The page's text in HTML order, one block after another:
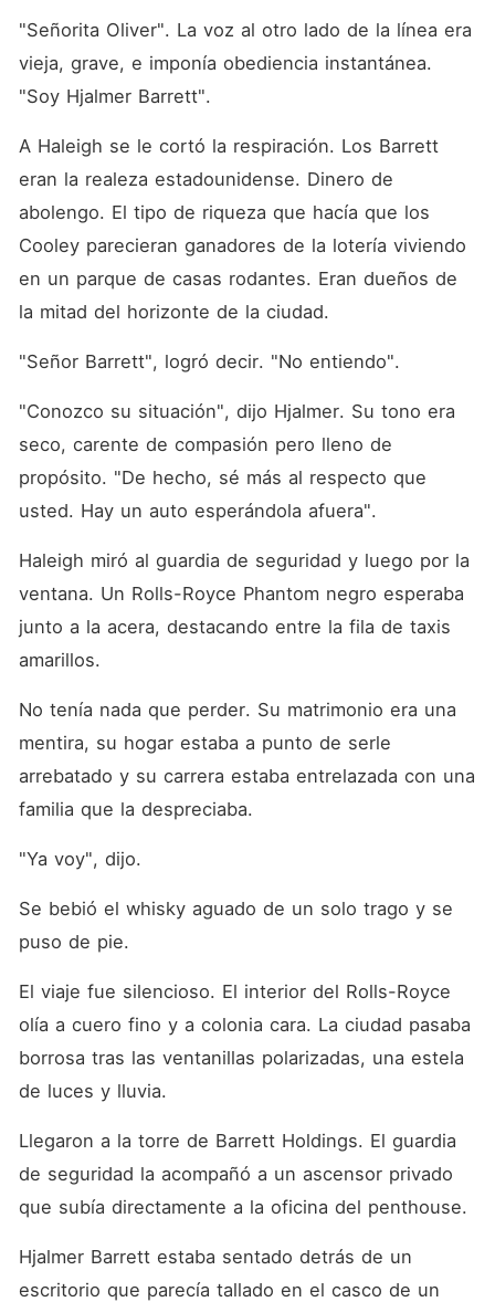
"Señorita Oliver". La voz al otro lado de la línea era
vieja, grave, e imponía obediencia instantánea.
"Soy Hjalmer Barrett".
A Haleigh se le cortó la respiración. Los Barrett
eran la realeza estadounidense. Dinero de
abolengo. El tipo de riqueza que hacía que los
Cooley parecieran ganadores de la lotería viviendo
en un parque de casas rodantes. Eran dueños de
la mitad del horizonte de la ciudad.
"Señor Barrett", logró decir. "No entiendo".
"Conozco su situación", dijo Hjalmer. Su tono era
seco, carente de compasión pero lleno de
propósito. "De hecho, sé más al respecto que
usted. Hay un auto esperándola afuera".
Haleigh miró al guardia de seguridad y luego por la
ventana. Un Rolls-Royce Phantom negro esperaba
junto a la acera, destacando entre la fila de taxis
amarillos.
No tenía nada que perder. Su matrimonio era una
mentira, su hogar estaba a punto de serle
arrebatado y su carrera estaba entrelazada con una
familia que la despreciaba.
"Ya voy", dijo.
Se bebió el whisky aguado de un solo trago y se
puso de pie.
El viaje fue silencioso. El interior del Rolls-Royce
olía a cuero fino y a colonia cara. La ciudad pasaba
borrosa tras las ventanillas polarizadas, una estela
de luces y lluvia.
Llegaron a la torre de Barrett Holdings. El guardia
de seguridad la acompañó a un ascensor privado
que subía directamente a la oficina del penthouse.
Hjalmer Barrett estaba sentado detrás de un
escritorio que parecía tallado en el casco de un